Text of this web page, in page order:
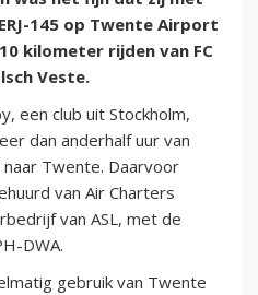
145 op Twente Airport
kilometer rijden van FC
Veste.
een club uit Stockholm,
dan anderhalf uur van
Twente. Daarvoor
van Air Charters
van ASL, met de
DWA.
gebruik van Twente